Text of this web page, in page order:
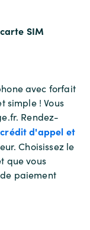
SIM
avec forfait
simple ! Vous
Rendez-
d'appel et
Choisissez le
que vous
paiement